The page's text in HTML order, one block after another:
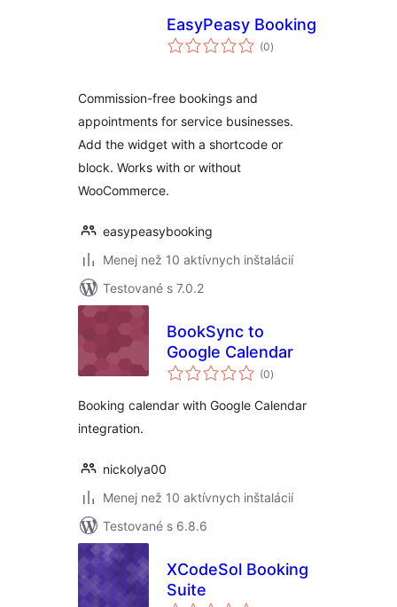
EasyPeasy Booking
(0celkové
hodnotenie
)
Commission-free bookings and
appointments for service businesses.
Add the widget with a shortcode or
block. Works with or without
WooCommerce.
easypeasybooking
Menej než 10 aktívnych inštalácií
Testované s 7.0.2
BookSync to
Google Calendar
(0celkové
hodnotenie
)
Booking calendar with Google Calendar
integration.
nickolya00
Menej než 10 aktívnych inštalácií
Testované s 6.8.6
XCodeSol Booking
Suite